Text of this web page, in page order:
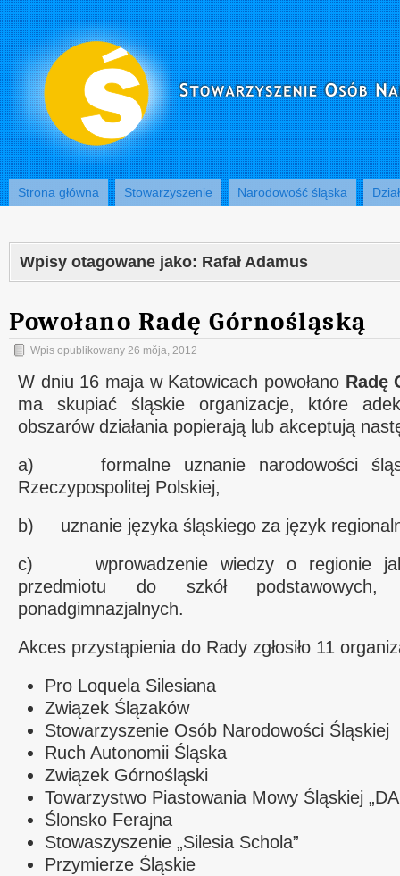
Strona główna Stowarzyszenie Narodowość śląska
Wpisy otagowane jako: Rafał Adamus
Powołano Radę Górnośląską
Wpis opublikowany 26 mŏja, 2012
W dniu 16 maja w Katowicach powołano Radę
ma skupiać śląskie organizacje, które
obszarów działania popierają lub akceptują
a) formalne uznanie narodowości
Rzeczypospolitej Polskiej,
b) uznanie języka śląskiego za język
c) wprowadzenie wiedzy o regionie
przedmiotu do szkół podstawowych,
ponadgimnazjalnych.
Akces przystąpienia do Rady zgłosiło 11
Pro Loquela Silesiana
Związek Ślązaków
Stowarzyszenie Osób Narodowości Śląskiej
Ruch Autonomii Śląska
Związek Górnośląski
Towarzystwo Piastowania Mowy Śląskiej
Ślonsko Ferajna
Stowaszyszenie „Silesia Schola”
Przymierze Śląskie